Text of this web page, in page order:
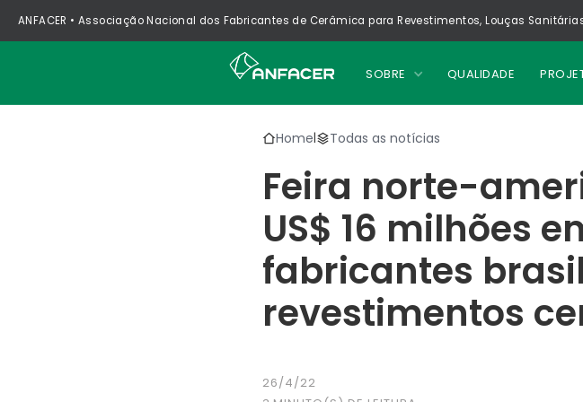
ANFACER • Associação Nacional dos Fabricantes de Cerâmica para Revestimentos, Louças
SOBRE QUALIDADE
Home| Todas as notícias
Feira norte-
US$ 16 milhões
fabricantes
revestimentos
26/4/22